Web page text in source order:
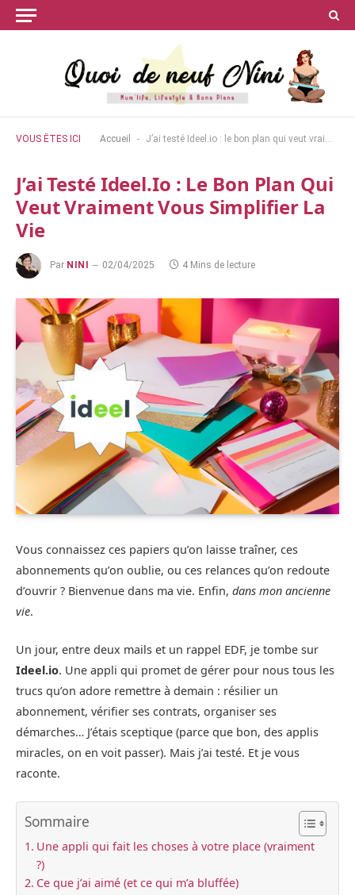
VOUS ÊTES ICI Accueil - J’ai testé Ideel.io : le bon plan qui veut vraiment vous simplifier la vie
J’ai Testé Ideel.io : Le Bon Plan Qui
Veut Vraiment Vous Simplifier La
Vie
Par NINI 02/04/2025 4 Mins de lecture
Vous connaissez ces papiers qu’on laisse traîner, ces
abonnements qu’on oublie, ou ces relances qu’on redoute
d’ouvrir ? Bienvenue dans ma vie. Enfin, dans mon ancienne
vie.
Un jour, entre deux mails et un rappel EDF, je tombe sur
Ideel.io. Une appli qui promet de gérer pour nous tous les
trucs qu’on adore remettre à demain : résilier un
abonnement, vérifier ses contrats, organiser ses
démarches… J’étais sceptique (parce que bon, des applis
miracles, on en voit passer). Mais j’ai testé. Et je vous
raconte.
Sommaire
Une appli qui fait les choses à votre place (vraiment
?)
Ce que j’ai aimé (et ce qui m’a bluffée)